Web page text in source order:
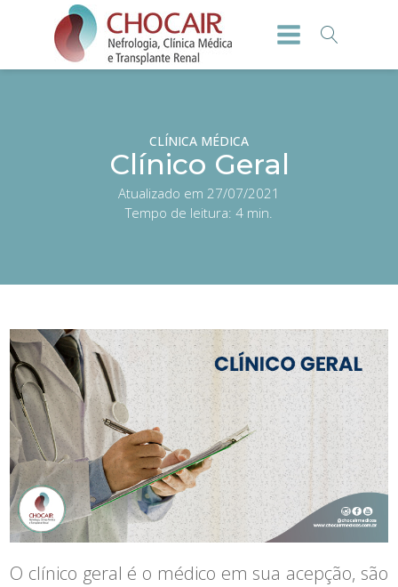
CLÍNICA MÉDICA
Clínico Geral
Atualizado em 27/07/2021
Tempo de leitura: 4 min.
O clínico geral é o médico em sua acepção, são